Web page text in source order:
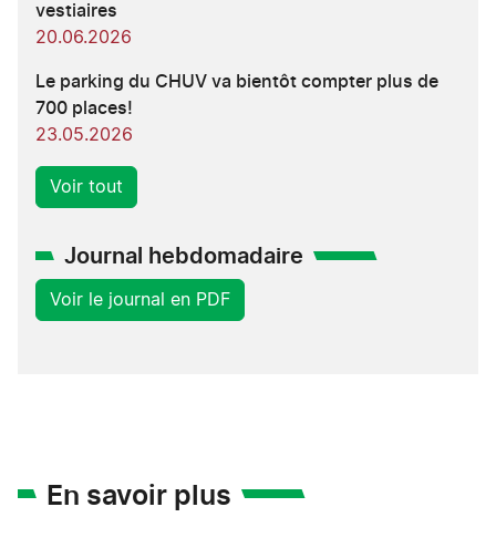
vestiaires
20.06.2026
Le parking du CHUV va bientôt compter plus de
700 places!
23.05.2026
Voir tout
Journal hebdomadaire
Voir le journal en PDF
En savoir plus